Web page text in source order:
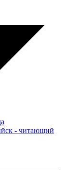
- читающий